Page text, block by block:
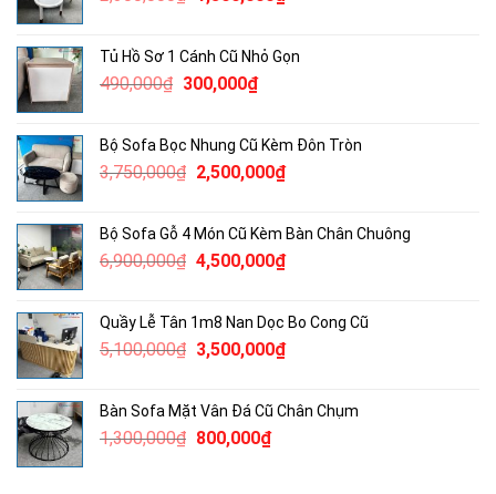
2,300,000₫.là:
Tủ Hồ Sơ 1 Cánh Cũ Nhỏ Gọn
490,000₫ Giá
490,000₫.
300,000₫Giá
là:
300,000₫.
Bộ Sofa Bọc Nhung Cũ Kèm Đôn Tròn
3,750,000₫ Giá
3,750,000₫.
2,500,000₫Giá
là:
2,500,000₫.
Bộ Sofa Gỗ 4 Món Cũ Kèm Bàn Chân Chuông
6,900,000₫ Giá
6,900,000₫.
4,500,000₫Giá
là:
4,500,000₫.
Quầy Lễ Tân 1m8 Nan Dọc Bo Cong Cũ
5,100,000₫ Giá
5,100,000₫.
3,500,000₫Giá
là:
Bàn Sofa Mặt Vân Đá Cũ Chân Chụm
1,300,000₫ Giá
800,000₫Giá